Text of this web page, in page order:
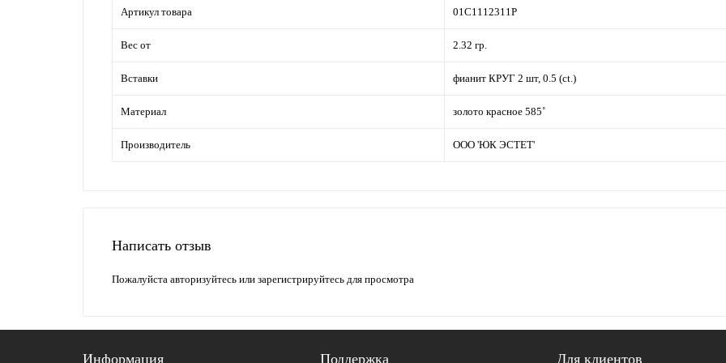
Артикул товара 01С1112311Р
Вес от 2.32 гр.
Вставки фианит КРУГ 2 шт, 0.5 (ct.)
Материал золото красное 585˚
Производитель ООО 'ЮК ЭСТЕТ'
Написать отзыв
Пожалуйста авторизуйтесь или зарегистрируйтесь для просмотра
Информация Поддержка Для клиентов